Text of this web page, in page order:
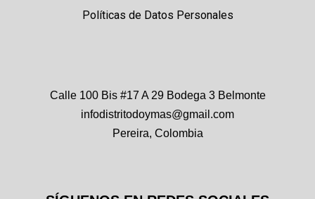
Políticas de Datos Personales
Calle 100 Bis #17 A 29 Bodega 3 Belmonte
infodistritodoymas@gmail.com
Pereira, Colombia